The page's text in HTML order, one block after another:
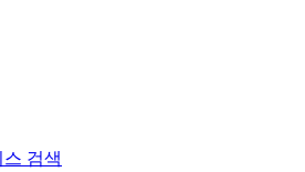
검색